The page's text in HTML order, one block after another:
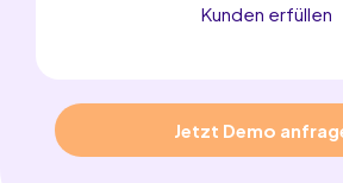
Kunden erfüllen
Jetzt Demo